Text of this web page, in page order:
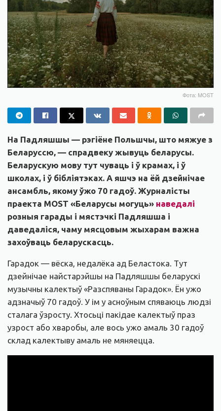
Фота: MOST
На Падляшшы — рэгіёне Польшчы, што мяжуе з
Беларуссю, — спрадвеку жывуць беларусы.
Беларускую мову тут чуваць і ў крамах, і ў
школах, і ў бібліятэках. А яшчэ на ёй дзейнічае
ансамбль, якому ўжо 70 гадоў. Журналісты
праекта MOST «Беларусы могуць» наведалі
розныя гарады і мястэчкі Падляшша і
даведаліся, чаму мясцовым жыхарам важна
захоўваць беларускасць.
Гарадок — вёска, недалёка ад Беластока. Тут
дзейнічае найстарэйшы на Падляшшы беларускі
музычны калектыў «Разспяваны Гарадок». Ён ужо
адзначыў 70 гадоў. У ім у асноўным спяваюць людзі
сталага ўзросту. Хтосьці пакідае калектыў праз
узрост або хваробы, але вось ужо амаль 30 гадоў
склад калектыву амаль не мяняецца.